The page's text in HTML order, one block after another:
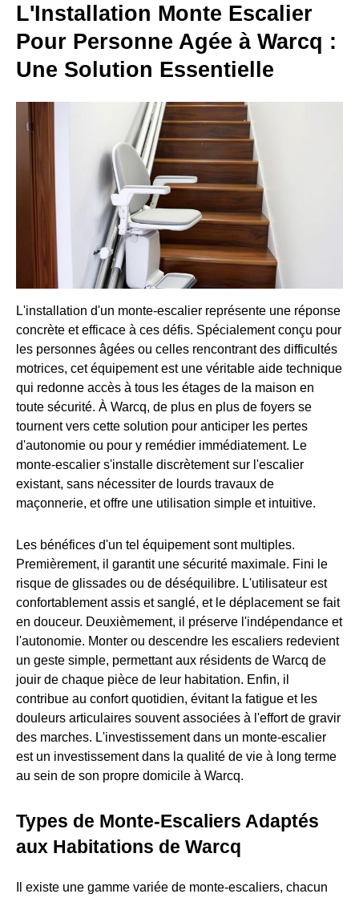
L'Installation Monte Escalier
Pour Personne Agée à Warcq :
Une Solution Essentielle
L'installation d'un monte-escalier représente une réponse
concrète et efficace à ces défis. Spécialement conçu pour
les personnes âgées ou celles rencontrant des difficultés
motrices, cet équipement est une véritable aide technique
qui redonne accès à tous les étages de la maison en
toute sécurité. À Warcq, de plus en plus de foyers se
tournent vers cette solution pour anticiper les pertes
d'autonomie ou pour y remédier immédiatement. Le
monte-escalier s'installe discrètement sur l'escalier
existant, sans nécessiter de lourds travaux de
maçonnerie, et offre une utilisation simple et intuitive.
Les bénéfices d'un tel équipement sont multiples.
Premièrement, il garantit une sécurité maximale. Fini le
risque de glissades ou de déséquilibre. L'utilisateur est
confortablement assis et sanglé, et le déplacement se fait
en douceur. Deuxièmement, il préserve l'indépendance et
l'autonomie. Monter ou descendre les escaliers redevient
un geste simple, permettant aux résidents de Warcq de
jouir de chaque pièce de leur habitation. Enfin, il
contribue au confort quotidien, évitant la fatigue et les
douleurs articulaires souvent associées à l'effort de gravir
des marches. L'investissement dans un monte-escalier
est un investissement dans la qualité de vie à long terme
au sein de son propre domicile à Warcq.
Types de Monte-Escaliers Adaptés
aux Habitations de Warcq
Il existe une gamme variée de monte-escaliers, chacun